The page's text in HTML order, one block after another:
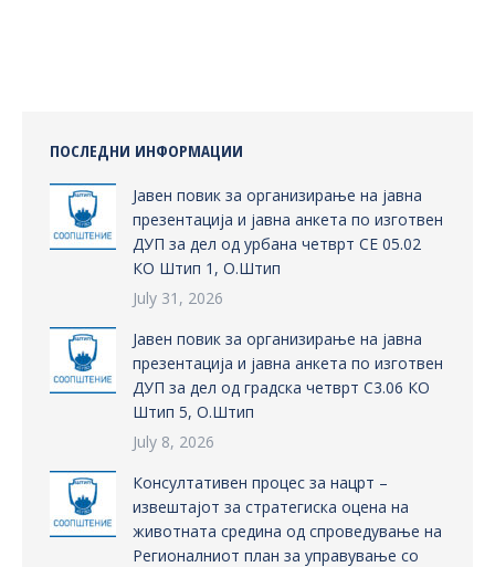
ПОСЛЕДНИ ИНФОРМАЦИИ
Јавен повик за организирање на јавна
презентација и јавна анкета по изготвен
ДУП за дел од урбана четврт СЕ 05.02
КО Штип 1, О.Штип
July 31, 2026
Јавен повик за организирање на јавна
презентација и јавна анкета по изготвен
ДУП за дел од градска четврт С3.06 КО
Штип 5, О.Штип
July 8, 2026
Консултативен процес за нацрт –
извештајот за стратегиска оцена на
животната средина од спроведување на
Регионалниот план за управување со